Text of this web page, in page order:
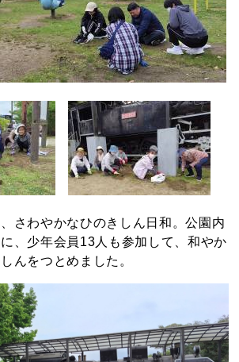
さわやかなひのきしん日和。公園内
、少年会員13人も参加して、和やか
んをつとめました。